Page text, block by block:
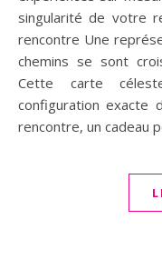
singularité de votre
rencontre Une
chemins se sont
Cette carte
configuration exacte
rencontre, un cadeau